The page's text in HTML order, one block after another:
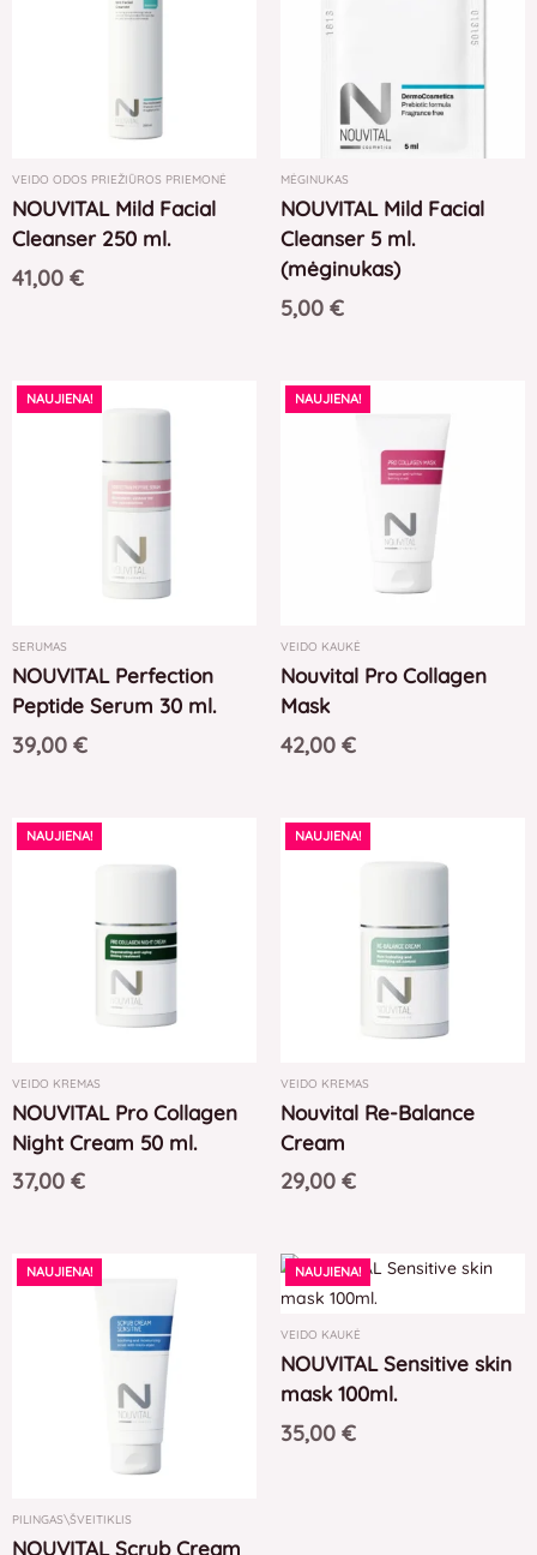
VEIDO ODOS PRIEŽIŪROS PRIEMONĖ
NOUVITAL Mild Facial
Cleanser 250 ml.
41,00 €
MĖGINUKAS
NOUVITAL Mild Facial
Cleanser 5 ml.
(mėginukas)
5,00 €
NAUJIENA!
SERUMAS
NOUVITAL Perfection
Peptide Serum 30 ml.
39,00 €
NAUJIENA!
VEIDO KAUKĖ
Nouvital Pro Collagen
Mask
42,00 €
NAUJIENA!
VEIDO KREMAS
NOUVITAL Pro Collagen
Night Cream 50 ml.
37,00 €
NAUJIENA!
VEIDO KREMAS
Nouvital Re-Balance
Cream
29,00 €
NAUJIENA!
PILINGAS\ŠVEITIKLIS
NOUVITAL Scrub Cream
NAUJIENA!
VEIDO KAUKĖ
NOUVITAL Sensitive skin
mask 100ml.
35,00 €